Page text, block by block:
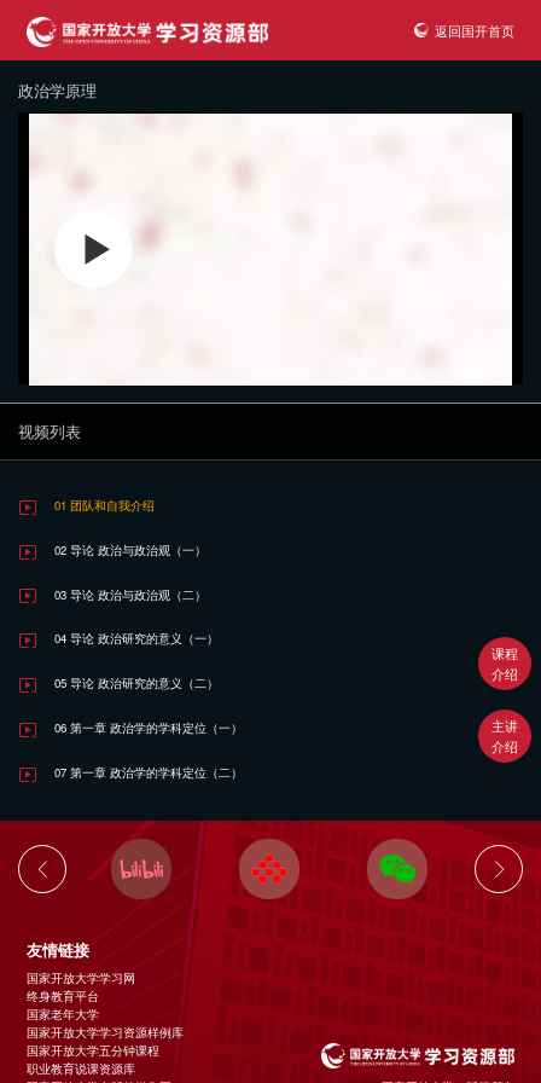
返回国开首页
课程
介绍
主讲
介绍
政治学原理
视频列表
01 团队和自我介绍
02 导论 政治与政治观（一）
03 导论 政治与政治观（二）
04 导论 政治研究的意义（一）
05 导论 政治研究的意义（二）
06 第一章 政治学的学科定位（一）
07 第一章 政治学的学科定位（二）
友情链接
国家开放大学学习网
终身教育平台
国家老年大学
国家开放大学学习资源样例库
国家开放大学五分钟课程
职业教育说课资源库